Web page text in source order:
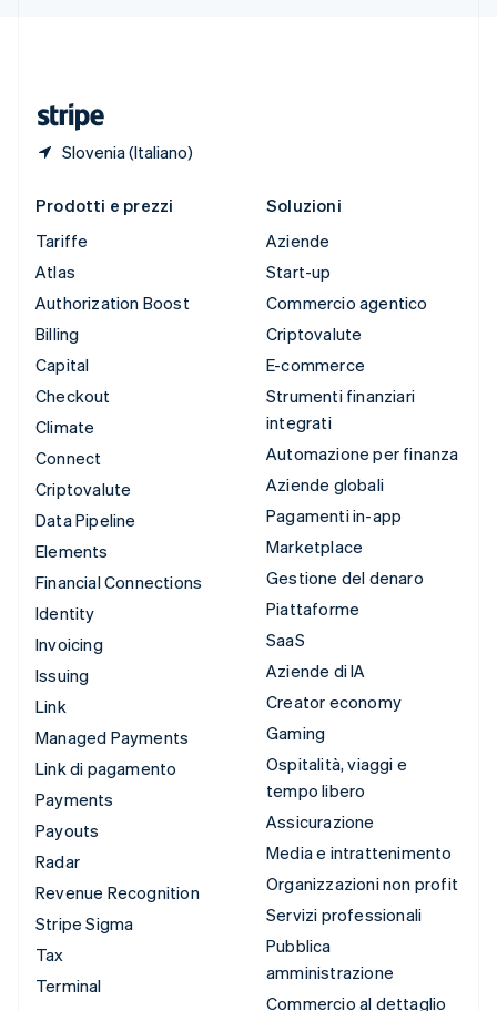
Slovenia (Italiano)
Prodotti e prezzi
Tariffe
Atlas
Authorization Boost
Billing
Capital
Checkout
Climate
Connect
Criptovalute
Data Pipeline
Elements
Financial Connections
Identity
Invoicing
Issuing
Link
Managed Payments
Link di pagamento
Payments
Payouts
Radar
Revenue Recognition
Stripe Sigma
Tax
Terminal
Soluzioni
Aziende
Start-up
Commercio agentico
Criptovalute
E-commerce
Strumenti finanziari
integrati
Automazione per finanza
Aziende globali
Pagamenti in-app
Marketplace
Gestione del denaro
Piattaforme
SaaS
Aziende di IA
Creator economy
Gaming
Ospitalità, viaggi e
tempo libero
Assicurazione
Media e intrattenimento
Organizzazioni non profit
Servizi professionali
Pubblica
amministrazione
Commercio al dettaglio